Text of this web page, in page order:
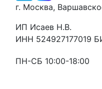
г. Москва,
ИП Исаев Н.В.
ИНН 524927177019
ПН-СБ 10:00-18:00